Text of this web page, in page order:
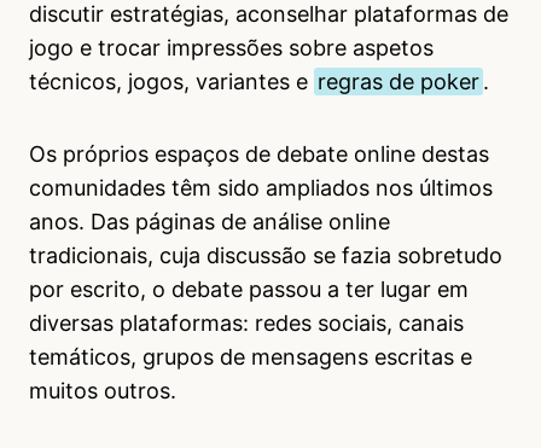
discutir estratégias, aconselhar plataformas de
jogo e trocar impressões sobre aspetos
técnicos, jogos, variantes e regras de poker.
Os próprios espaços de debate online destas
comunidades têm sido ampliados nos últimos
anos. Das páginas de análise online
tradicionais, cuja discussão se fazia sobretudo
por escrito, o debate passou a ter lugar em
diversas plataformas: redes sociais, canais
temáticos, grupos de mensagens escritas e
muitos outros.